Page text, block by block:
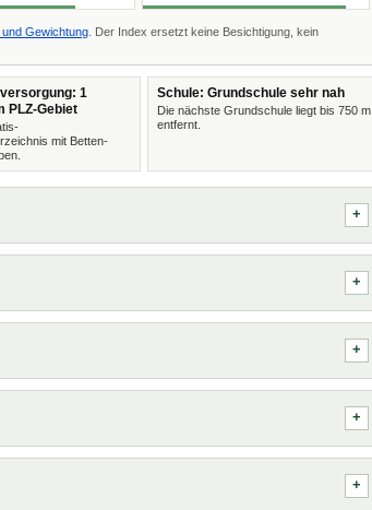
Gewichtung . Der Index ersetzt keine Besichtigung, kein
1
PLZ-Gebiet
mit Betten-
Schule: Grundschule sehr nah
Die nächste Grundschule liegt bis 750 m
entfernt.